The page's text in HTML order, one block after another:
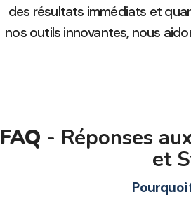
des résultats immédiats et
nos outils innovantes, nous
FAQ - Réponses
et
Pourquoi